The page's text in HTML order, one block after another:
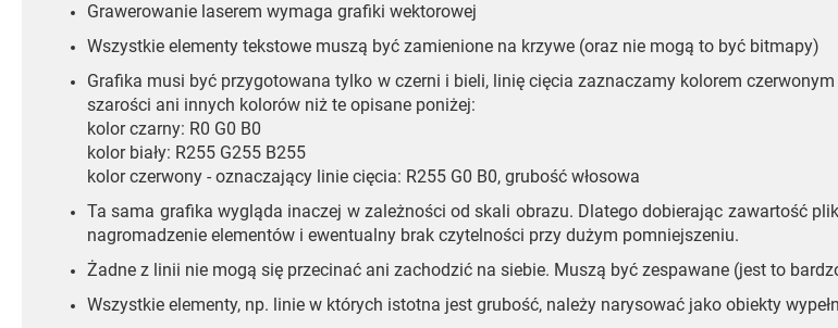
Grawerowanie laserem wymaga grafiki wektorowej
Wszystkie elementy tekstowe muszą być zamienione na krzywe (oraz nie mogą to być bitmapy)
Grafika musi być przygotowana tylko w czerni i bieli, linię cięcia zaznaczamy kolorem
szarości ani innych kolorów niż te opisane poniżej:
kolor czarny: R0 G0 B0
kolor biały: R255 G255 B255
kolor czerwony - oznaczający linie cięcia: R255 G0 B0, grubość włosowa
Ta sama grafika wygląda inaczej w zależności od skali obrazu. Dlatego dobierając zawartość
nagromadzenie elementów i ewentualny brak czytelności przy dużym pomniejszeniu.
Żadne z linii nie mogą się przecinać ani zachodzić na siebie. Muszą być zespawane (jest to
Wszystkie elementy, np. linie w których istotna jest grubość, należy narysować jako obiekty